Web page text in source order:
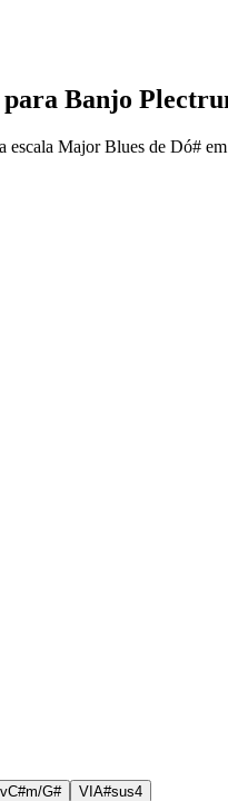
Banjo
escala Major Blues de Dó#
vC#m/G# VI A#sus4